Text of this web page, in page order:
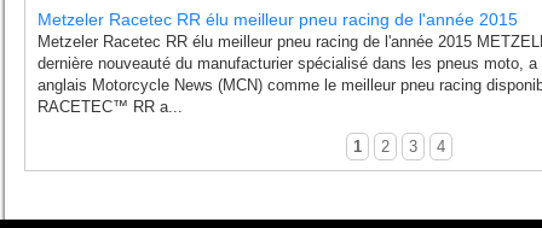
Metzeler Racetec RR élu meilleur pneu racing de l'année 2015
Metzeler Racetec RR élu meilleur pneu racing de l'année 2015
dernière nouveauté du manufacturier spécialisé dans les pneus moto,
anglais Motorcycle News (MCN) comme le meilleur pneu racing
RACETEC™ RR a...
1 2 3 4